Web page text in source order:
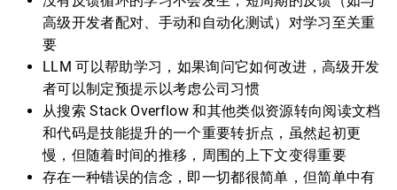
高级开发者配对、手动和自动化测试）对学习至关重
要
LLM 可以帮助学习，如果询问它如何改进，高级开发
者可以制定预提示以考虑公司习惯
从搜索 Stack Overflow 和其他类似资源转向阅读文档
和代码是技能提升的一个重要转折点，虽然起初更
慢，但随着时间的推移，周围的上下文变得重要
存在一种错误的信念，即一切都很简单，但简单中有